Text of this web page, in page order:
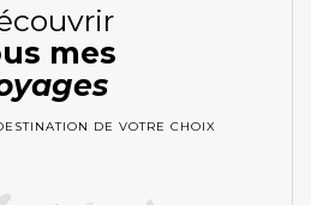
mes
DE VOTRE CHOIX